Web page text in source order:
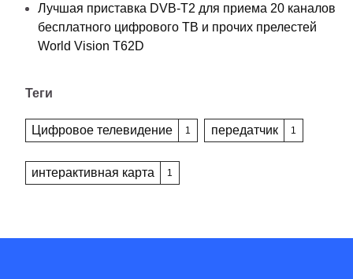
Лучшая приставка DVB-T2 для приема 20 каналов
бесплатного цифрового ТВ и прочих прелестей
World Vision T62D
Теги
Цифровое телевидение 1 передатчик 1
интерактивная карта 1